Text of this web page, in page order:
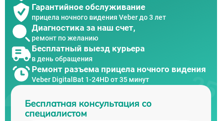
Гарантийное обслуживание
прицела ночного видения Veber до 3 лет
Диагностика за наш счет,
ремонт по желанию
Бесплатный выезд курьера
в день обращения
Ремонт разъема прицела ночного видения
Veber DigitalBat 1-24HD от 35 минут
Бесплатная консультация со
специалистом